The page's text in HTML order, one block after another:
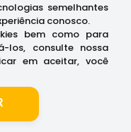
semelhantes
conosco.
bem como para
los, consulte nossa
em aceitar, você